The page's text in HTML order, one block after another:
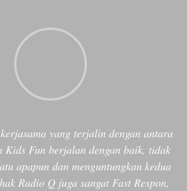
yang terjalin dengan antara
Kids Fun berjalan dengan baik, tidak
apapun dan menguntungkan kedua
Radio Q juga sangat Fast Respon,